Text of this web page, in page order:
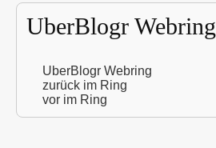
UberBlogr Webring
UberBlogr Webring
zurück im Ring
vor im Ring